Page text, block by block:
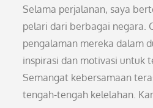
Selama perjalanan, saya
pelari dari berbagai negara.
pengalaman mereka dalam
inspirasi dan motivasi untuk
Semangat kebersamaan
tengah-tengah kelelahan.